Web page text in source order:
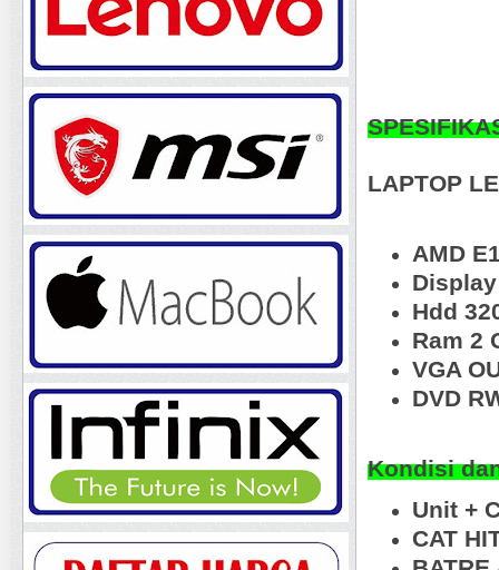
LAPTOP
AMD
Hdd
Ram 2
VGA
DVD
Kondisi
Unit +
CAT